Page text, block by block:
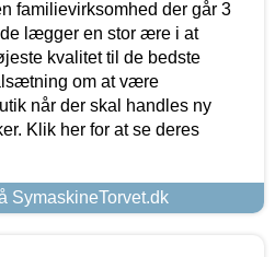
familievirksomhed der går 3
lægger en stor ære i at
kvalitet til de bedste
om at være
når der skal handles ny
Klik her for at se deres
SymaskineTorvet.dk